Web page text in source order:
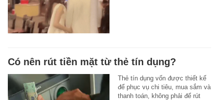
Có nên rút tiền mặt từ thẻ tín dụng?
Thẻ tín dụng vốn được thiết kế
để phục vụ chi tiêu, mua sắm và
thanh toán, không phải để rút